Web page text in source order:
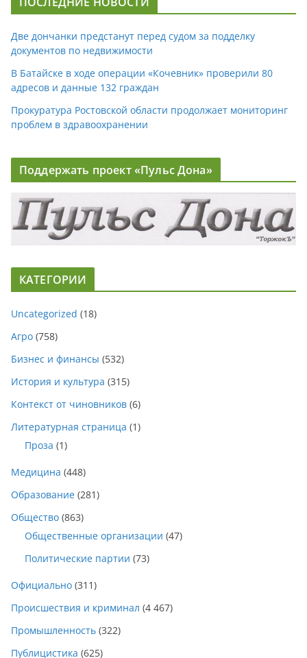
Две дончанки предстанут перед судом за подделку
документов по недвижимости
В Батайске в ходе операции «Кочевник» проверили 80
адресов и данные 132 граждан
Прокуратура Ростовской области продолжает мониторинг
проблем в здравоохранении
Поддержать проект «Пульс Дона»
КАТЕГОРИИ
Uncategorized (18)
Агро (758)
Бизнес и финансы (532)
История и культура (315)
Контекст от чиновников (6)
Литературная страница (1)
Проза (1)
Медицина (448)
Образование (281)
Общество (863)
Общественные организации (47)
Политические партии (73)
Официально (311)
Происшествия и криминал (4 467)
Промышленность (322)
Публицистика (625)